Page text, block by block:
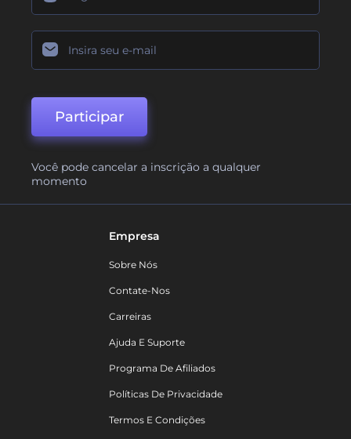
Participar
Você pode cancelar a inscrição a qualquer
momento
Empresa
Sobre Nós
Contate-Nos
Carreiras
Ajuda E Suporte
Programa De Afiliados
Políticas De Privacidade
Termos E Condições